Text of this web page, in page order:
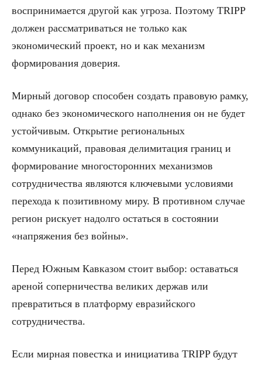
воспринимается другой как угроза. Поэтому TRIPP
должен рассматриваться не только как
экономический проект, но и как механизм
формирования доверия.
Мирный договор способен создать правовую рамку,
однако без экономического наполнения он не будет
устойчивым. Открытие региональных
коммуникаций, правовая делимитация границ и
формирование многосторонних механизмов
сотрудничества являются ключевыми условиями
перехода к позитивному миру. В противном случае
регион рискует надолго остаться в состоянии
«напряжения без войны».
Перед Южным Кавказом стоит выбор: оставаться
ареной соперничества великих держав или
превратиться в платформу евразийского
сотрудничества.
Если мирная повестка и инициатива TRIPP будут